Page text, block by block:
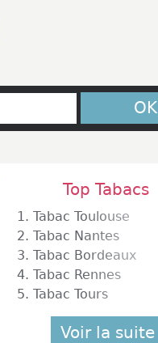
OK
Top Tabacs
1. Tabac Toulouse
2. Tabac Nantes
3. Tabac Bordeaux
4. Tabac Rennes
5. Tabac Tours
Voir la suite